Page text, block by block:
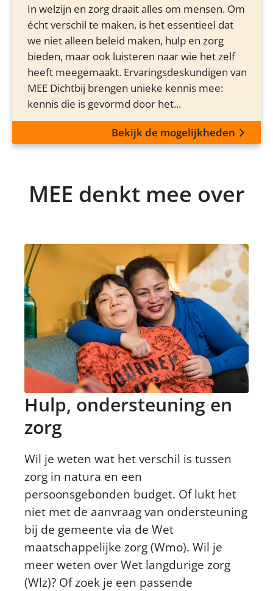
In welzijn en zorg draait alles om mensen. Om
écht verschil te maken, is het essentieel dat
we niet alleen beleid maken, hulp en zorg
bieden, maar ook luisteren naar wie het zelf
heeft meegemaakt. Ervaringsdeskundigen van
MEE Dichtbij brengen unieke kennis mee:
kennis die is gevormd door het...
Bekijk de mogelijkheden
MEE denkt mee over
Hulp, ondersteuning en
zorg
Wil je weten wat het verschil is tussen
zorg in natura en een
persoonsgebonden budget. Of lukt het
niet met de aanvraag van ondersteuning
bij de gemeente via de Wet
maatschappelijke zorg (Wmo). Wil je
meer weten over Wet langdurige zorg
(Wlz)? Of zoek je een passende